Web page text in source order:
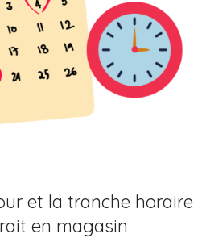
et la tranche horaire
en magasin